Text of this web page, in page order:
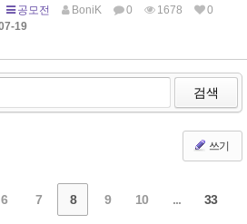
공모전 BoniK 0 1678
0
19
검색
쓰기
6 7 8 9 10 ... 33